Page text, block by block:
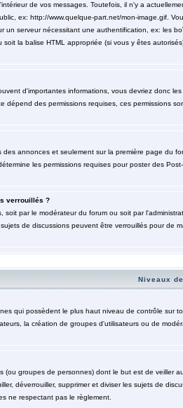
de vos messages. Toutefois, il n'y a
ex: http://www.quelque-part.net/mon-image.gif.
un serveur nécessitant une authentification, ex: les
la balise HTML appropriée (si vous y êtes
d'importantes informations, vous devriez donc
dépend des permissions requises, ces permissions
annonces et seulement sur la première page du
les permissions requises pour poster des
verrouillés ?
soit par le modérateur du forum ou soit par
de discussions peuvent être verrouillés pour de
Niveaux
qui possèdent le plus haut niveau de contrôle sur
la création de groupes d'utilisateurs ou de
(ou groupes de personnes) dont le but est de veiller
déverrouiller, supprimer et diviser les sujets de
ne respectant pas le règlement.